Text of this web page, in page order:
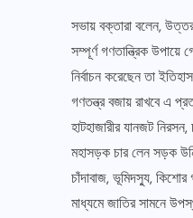
সভায় বক্তারা বলেন, উত্তর
সম্পূর্ণ গণতান্ত্রিক উপায়ে
নির্বাচন করেছেন তা
গণতন্ত্র বজায় রাখবে এ
হাটহাজারীর যানজট
মহাসড়ক চার লেন সড়ক
চাঁদাবাজ, ভূমিদস্যু, কিশোর
মাধ্যমে জাতির সামনে